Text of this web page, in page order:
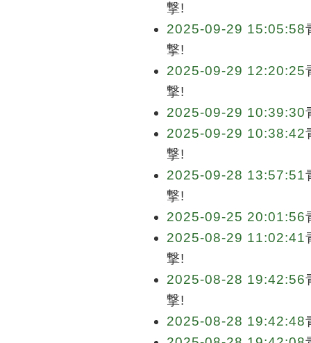
撃!
2025-09-29 15:05:58
撃!
2025-09-29 12:20:25
撃!
2025-09-29 10:39:30
2025-09-29 10:38:42
撃!
2025-09-28 13:57:51
撃!
2025-09-25 20:01:56
2025-08-29 11:02:41
撃!
2025-08-28 19:42:56
撃!
2025-08-28 19:42:48